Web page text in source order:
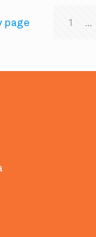
page 1 ...